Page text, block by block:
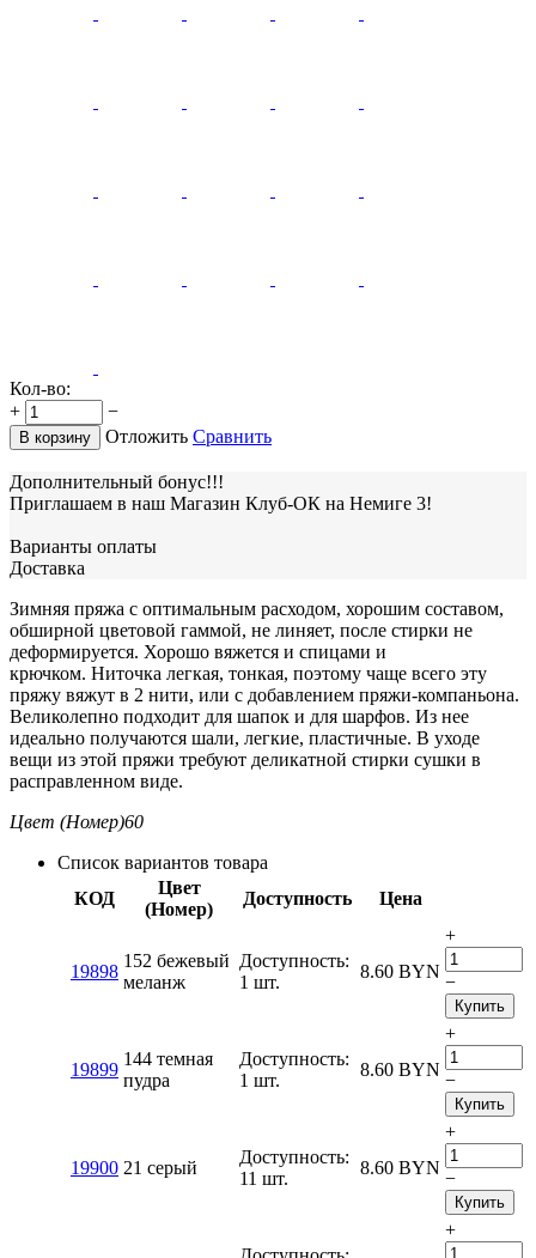
Кол-во:
+
−
В корзину Отложить Сравнить
Дополнительный бонус!!!
Приглашаем в наш Магазин Клуб-ОК на Немиге 3!
Варианты оплаты
Доставка
Зимняя пряжа с оптимальным расходом, хорошим составом,
обширной цветовой гаммой, не линяет, после стирки не
деформируется. Хорошо вяжется и спицами и
крючком. Ниточка легкая, тонкая, поэтому чаще всего эту
пряжу вяжут в 2 нити, или с добавлением пряжи-компаньона.
Великолепно подходит для шапок и для шарфов. Из нее
идеально получаются шали, легкие, пластичные. В уходе
вещи из этой пряжи требуют деликатной стирки сушки в
расправленном виде.
Цвет (Номер)60
Список вариантов товара
КОД
Цвет
(Номер)
Доступность Цена
19898
152 бежевый
меланж
Доступность:
1 шт.
8.60 BYN
+
−
Купить
19899
144 темная
пудра
Доступность:
1 шт.
8.60 BYN
+
−
Купить
19900 21 серый
Доступность:
11 шт.
8.60 BYN
+
−
Купить
+